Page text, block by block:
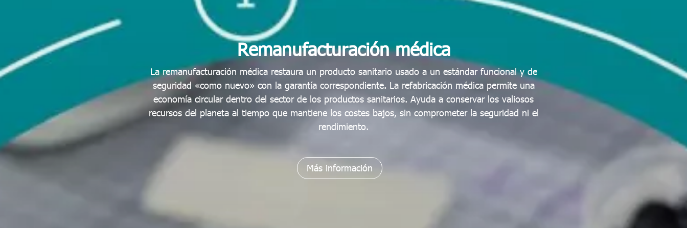
Remanufacturación médica
La remanufacturación médica restaura un producto sanitario usado a un estándar funcional y de
seguridad «como nuevo» con la garantía correspondiente. La refabricación médica permite una
economía circular dentro del sector de los productos sanitarios. Ayuda a conservar los valiosos
recursos del planeta al tiempo que mantiene los costes bajos, sin comprometer la seguridad ni el
rendimiento.
Más información